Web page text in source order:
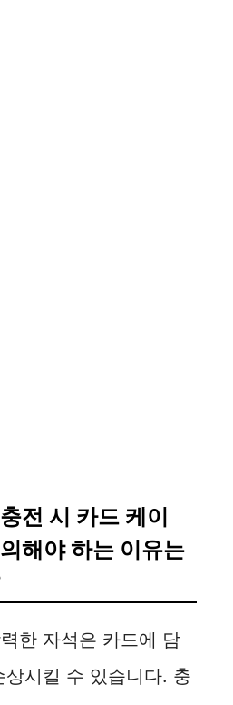
전 시 카드 케이
해야 하는 이유는
한 자석은 카드에 담
시킬 수 있습니다. 충